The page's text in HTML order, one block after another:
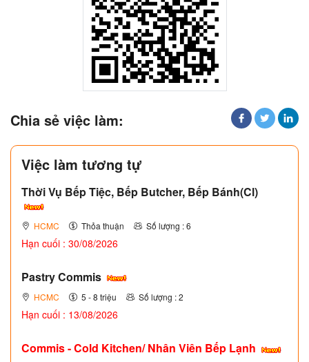
Chia sẻ việc làm:
Việc làm tương tự
Thời Vụ Bếp Tiệc, Bếp Butcher, Bếp Bánh(Cl)
HCMC Thỏa thuận Số lượng : 6
Hạn cuối : 30/08/2026
Pastry Commis
HCMC 5 - 8 triệu Số lượng : 2
Hạn cuối : 13/08/2026
Commis - Cold Kitchen/ Nhân Viên Bếp Lạnh